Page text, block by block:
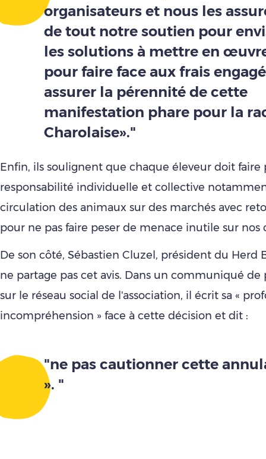
organisateurs et nous les
de tout notre soutien pour
les solutions à mettre en
pour faire face aux frais
assurer la pérennité de cette
manifestation phare pour la
Charolaise»."
Enfin, ils soulignent que chaque éleveur doit faire
responsabilité individuelle et collective
circulation des animaux sur des marchés avec
pour ne pas faire peser de menace inutile sur nos
De son côté, Sébastien Cluzel, président du Herd
ne partage pas cet avis. Dans un communiqué de
sur le réseau social de l'association, il écrit sa «
incompréhension » face à cette décision et dit :
"ne pas cautionner cette
». "